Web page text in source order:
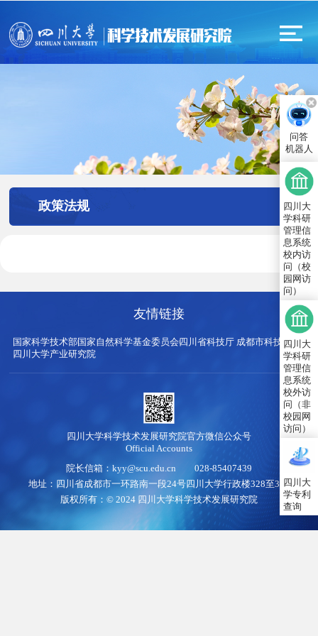
政策法规
友情链接
国家科学技术部国家自然科学基金委员会四川省科技厅 成都市科技局
四川大学产业研究院
四川大学科学技术发展研究院官方微信公众号
Official Accounts
院长信箱：kyy@scu.edu.cn 028-85407439
地址：四川省成都市一环路南一段24号四川大学行政楼328至345
版权所有：© 2024 四川大学科学技术发展研究院
问答
机器人
四川大
学科研
管理信
息系统
校内访
问（校
园网访
问）
四川大
学科研
管理信
息系统
校外访
问（非
校园网
访问）
四川大
学专利
查询